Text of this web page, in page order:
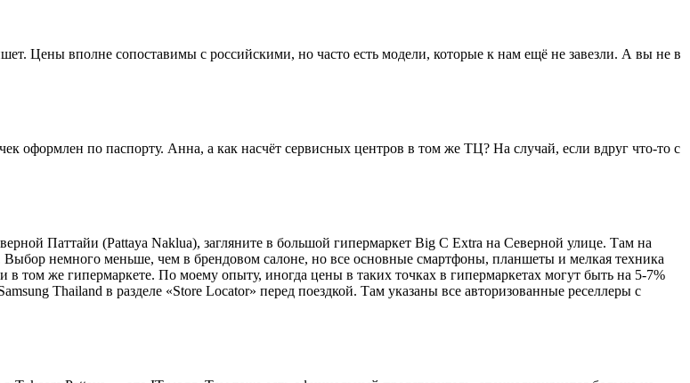
Цены вполне сопоставимы с российскими, но часто есть модели, которые к нам ещё не завезли. А вы не в
оформлен по паспорту. Анна, а как насчёт сервисных центров в том же ТЦ? На случай, если вдруг что-то с
Паттайи (Pattaya Naklua), загляните в большой гипермаркет Big C Extra на Северной улице. Там на
Выбор немного меньше, чем в брендовом салоне, но все основные смартфоны, планшеты и мелкая техника
том же гипермаркете. По моему опыту, иногда цены в таких точках в гипермаркетах могут быть на 5-7%
Thailand в разделе «Store Locator» перед поездкой. Там указаны все авторизованные реселлеры с